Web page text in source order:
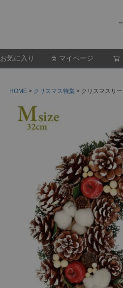
お気に入り マイページ
HOME クリスマス特集 クリスマスリ